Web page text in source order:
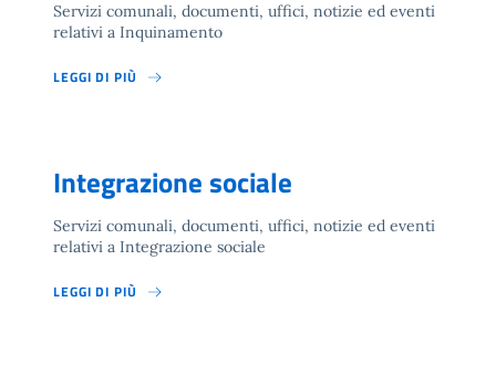
Servizi comunali, documenti, uffici, notizie ed eventi
relativi a Inquinamento
LEGGI DI PIÙ
Integrazione sociale
Servizi comunali, documenti, uffici, notizie ed eventi
relativi a Integrazione sociale
LEGGI DI PIÙ